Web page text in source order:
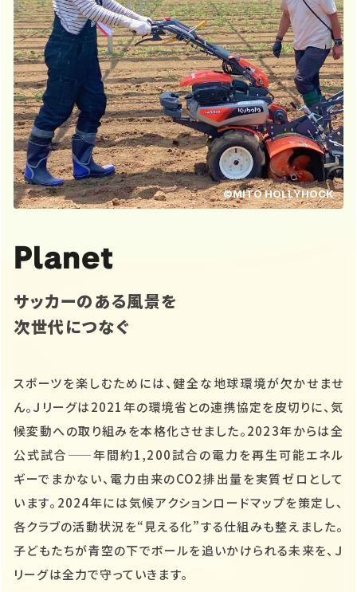
©MITO HOLLYHOCK
Planet
サッカーのある風景を
次世代につなぐ
スポーツを楽しむためには、健全な地球環境が欠かせませ
ん。Ｊリーグは2021年の環境省との連携協定を皮切りに、気
候変動への取り組みを本格化させました。2023年からは全
公式試合——年間約1,200試合の電力を再生可能エネル
ギーでまかない、電力由来のCO2排出量を実質ゼロとして
います。2024年には気候アクションロードマップを策定し、
各クラブの活動状況を“見える化”する仕組みも整えました。
子どもたちが青空の下でボールを追いかけられる未来を、Ｊ
リーグは全力で守っていきます。